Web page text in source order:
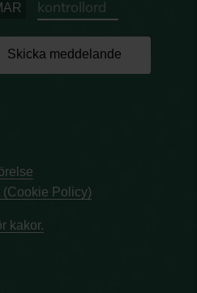
Skicka meddelande
(Cookie Policy)
kakor.